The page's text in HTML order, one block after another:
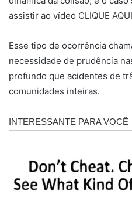
assistir ao vídeo CLIQUE
Esse tipo de ocorrência
necessidade de prudência
profundo que acidentes de
comunidades inteiras.